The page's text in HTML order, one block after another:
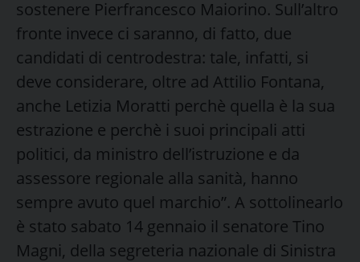
sostenere Pierfrancesco Maiorino. Sull’altro
fronte invece ci saranno, di fatto, due
candidati di centrodestra: tale, infatti, si
deve considerare, oltre ad Attilio Fontana,
anche Letizia Moratti perchè quella è la sua
estrazione e perchè i suoi principali atti
politici, da ministro dell’istruzione e da
assessore regionale alla sanità, hanno
sempre avuto quel marchio”. A sottolinearlo
è stato sabato 14 gennaio il senatore Tino
Magni, della segreteria nazionale di Sinistra